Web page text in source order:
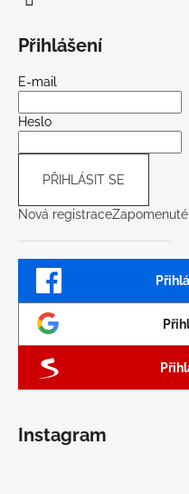
Přihlášení
E-mail
Heslo
PŘIHLÁSIT SE
Nová registrace
Instagram